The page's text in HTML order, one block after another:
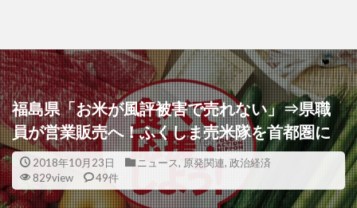
福島県「お米が風評被害で売れない」⇒県職
員が営業販売へ！ふくしま売米隊を首都圏に
2018年10月23日 ニュース, 原発関連, 政治経済
829view
49件